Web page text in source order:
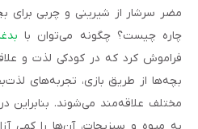
مضر سرشار از شیرینی و چربی
چاره چیست؟ چگونه می‌توان با
فراموش کرد که در کودکی لذت و
بچه‌ها از طریق بازی، تجربه‌های
مختلف علاقه‌مند می‌شوند. بنابراین